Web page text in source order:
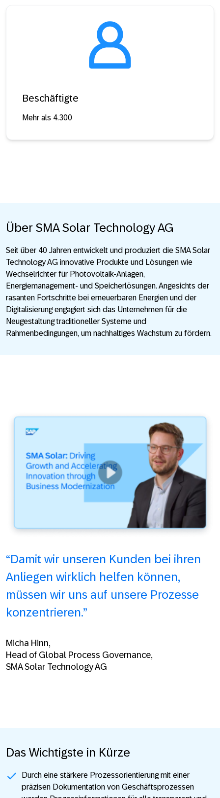
Beschäftigte
Mehr als 4.300
Über SMA Solar Technology AG
Seit über 40 Jahren entwickelt und produziert die SMA Solar
Technology AG innovative Produkte und Lösungen wie
Wechselrichter für Photovoltaik-Anlagen,
Energiemanagement- und Speicherlösungen. Angesichts der
rasanten Fortschritte bei erneuerbaren Energien und der
Digitalisierung engagiert sich das Unternehmen für die
Neugestaltung traditioneller Systeme und
Rahmenbedingungen, um nachhaltiges Wachstum zu fördern.
“Damit wir unseren Kunden bei ihren
Anliegen wirklich helfen können,
müssen wir uns auf unsere Prozesse
konzentrieren.”
Micha Hinn,
Head of Global Process Governance,
SMA Solar Technology AG
Das Wichtigste in Kürze
Durch eine stärkere Prozessorientierung mit einer
präzisen Dokumentation von Geschäftsprozessen